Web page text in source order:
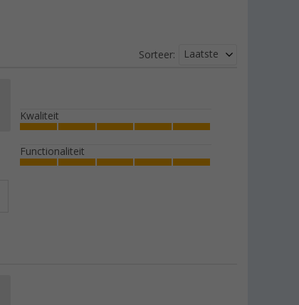
Sorteer: Laatste
Kwaliteit
Functionaliteit